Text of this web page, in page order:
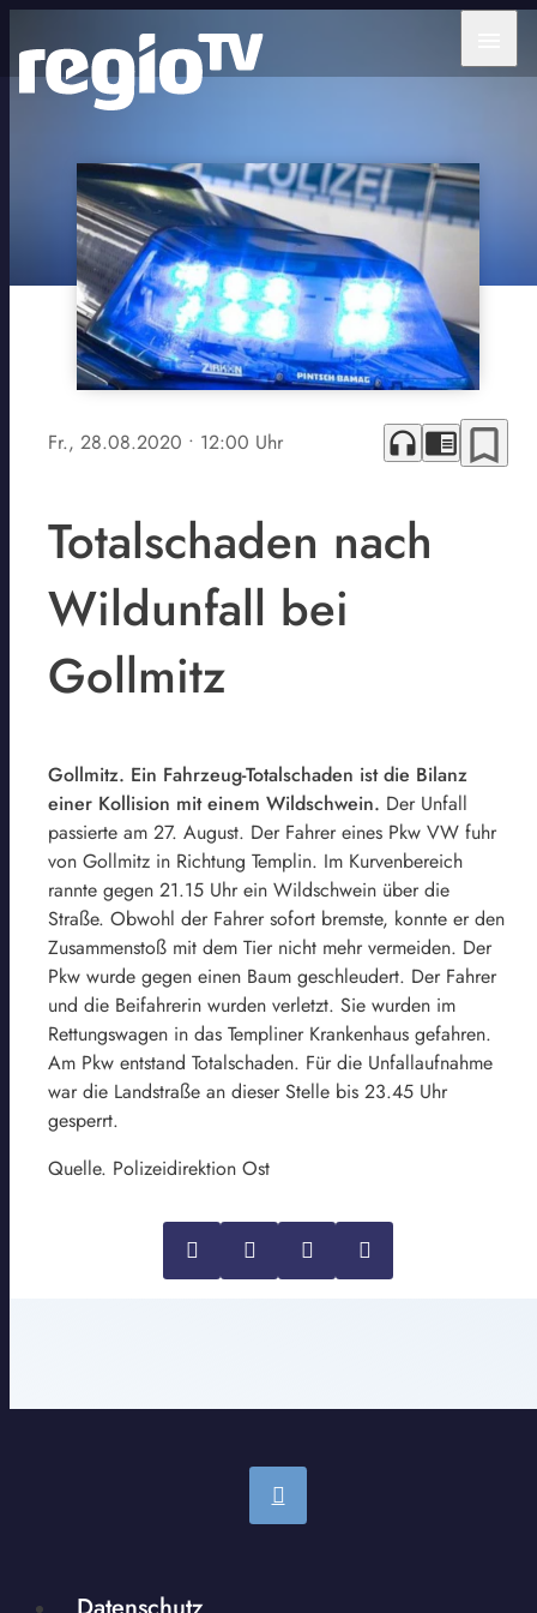
Fr., 28.08.2020 • 12:00 Uhr headphones chrome_reader_mode bookmark_border
Totalschaden nach
Wildunfall bei
Gollmitz
Gollmitz. Ein Fahrzeug-Totalschaden ist die Bilanz
einer Kollision mit einem Wildschwein. Der Unfall
passierte am 27. August. Der Fahrer eines Pkw VW fuhr
von Gollmitz in Richtung Templin. Im Kurvenbereich
rannte gegen 21.15 Uhr ein Wildschwein über die
Straße. Obwohl der Fahrer sofort bremste, konnte er den
Zusammenstoß mit dem Tier nicht mehr vermeiden. Der
Pkw wurde gegen einen Baum geschleudert. Der Fahrer
und die Beifahrerin wurden verletzt. Sie wurden im
Rettungswagen in das Templiner Krankenhaus gefahren.
Am Pkw entstand Totalschaden. Für die Unfallaufnahme
war die Landstraße an dieser Stelle bis 23.45 Uhr
gesperrt.
Quelle. Polizeidirektion Ost